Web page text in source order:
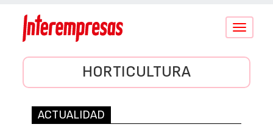
Conmutar
HORTICULTURA
ACTUALIDAD